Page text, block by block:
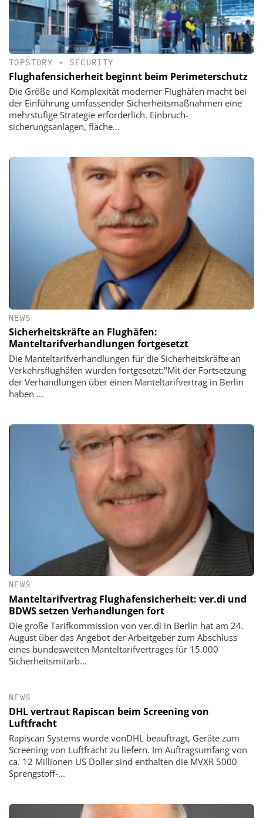
TOPSTORY • SECURITY
Flughafensicherheit beginnt beim Perimeterschutz
Die Größe und Komplexität ­moderner Flughäfen macht bei
der Ein­führung umfassender Sicherheitsmaßnahmen eine
mehrstufige Strategie erforderlich. Einbruch­
sicherungsanlagen, fläche...
NEWS
Sicherheitskräfte an Flughäfen:
Manteltarifverhandlungen fortgesetzt
Die Manteltarifverhandlungen für die Sicherheitskräfte an
Verkehrsflughäfen wurden fortgesetzt:"Mit der Fortsetzung
der Verhandlungen über einen Manteltarifvertrag in Berlin
haben ...
NEWS
Manteltarifvertrag Flughafensicherheit: ver.di und
BDWS setzen Verhandlungen fort
Die große Tarifkommission von ver.di in Berlin hat am 24.
August über das Angebot der Arbeitgeber zum Abschluss
eines bundesweiten Manteltarifvertrages für 15.000
Sicherheitsmitarb...
NEWS
DHL vertraut Rapiscan beim Screening von
Luftfracht
Rapiscan Systems wurde vonDHL beauftragt, Geräte zum
Screening von Luftfracht zu liefern. Im Auftragsumfang von
ca. 12 Millionen US Doller sind enthalten die MVXR 5000
Sprengstoff-...